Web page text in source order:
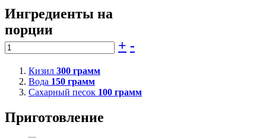
Ингредиенты на
порции
+ -
Кизил 300 грамм
Вода 150 грамм
Сахарный песок 100 грамм
Приготовление